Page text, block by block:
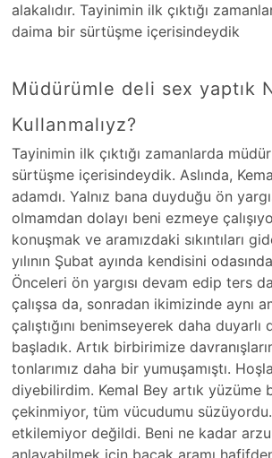
alakalıdır. Tayinimin ilk çıktığı
daima bir sürtüşme içerisindeydik
Müdürümle deli sex yaptık
Kullanmalıyz?
Tayinimin ilk çıktığı zamanlarda
sürtüşme içerisindeydik. Aslında,
adamdı. Yalnız bana duyduğu ön
olmamdan dolayı beni ezmeye
konuşmak ve aramızdaki sıkıntıları
yılının Şubat ayında kendisini
Önceleri ön yargısı devam edip ters
çalışsa da, sonradan ikimizinde aynı
çalıştığını benimseyerek daha duyarlı
başladık. Artık birbirimize
tonlarımız daha bir yumuşamıştı.
diyebilirdim. Kemal Bey artık yüzüme
çekinmiyor, tüm vücudumu
etkilemiyor değildi. Beni ne kadar
anlayabilmek için bacak aramı